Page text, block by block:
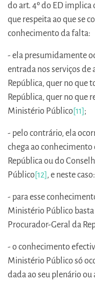
do art. 4º do ED
que respeita ao que se
conhecimento da falta:
- ela presumidamente
entrada nos serviços
República, quer no que
República, quer no que
Ministério Público[11];
- pelo contrário, ela
chega ao
República ou do
Público[12], e neste caso:
- para esse
Ministério Público
Procurador-Geral da
- o conhecimento
Ministério Público só
dada ao seu plenário ou